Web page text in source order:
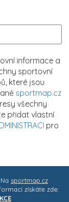
informace a
sportovní
které jsou
sportmap.cz
všechny
přidat vlastní
pro
sportmap.cz
získáte zde: